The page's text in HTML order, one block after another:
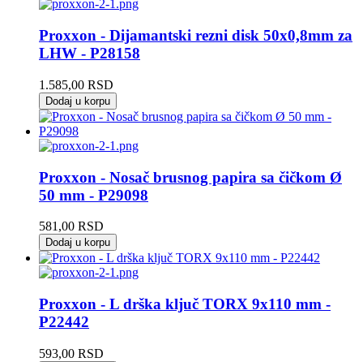
Proxxon - Dijamantski rezni disk 50x0,8mm za
LHW - P28158
1.585,00 RSD
Dodaj u korpu
Proxxon - Nosač brusnog papira sa čičkom Ø
50 mm - P29098
581,00 RSD
Dodaj u korpu
Proxxon - L drška ključ TORX 9x110 mm -
P22442
593,00 RSD